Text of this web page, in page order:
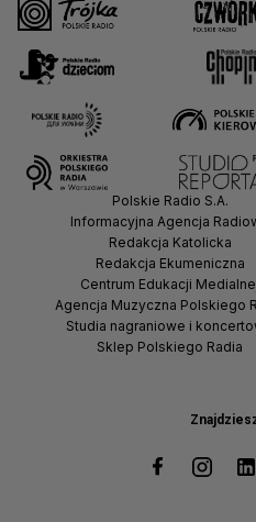
Polskie Radio S.A.
Informacyjna Agencja
Redakcja Katolicka
Redakcja Ekumeniczna
Centrum Edukacji
Agencja Muzyczna Polskiego
Studia nagraniowe i
Sklep Polskiego Radia